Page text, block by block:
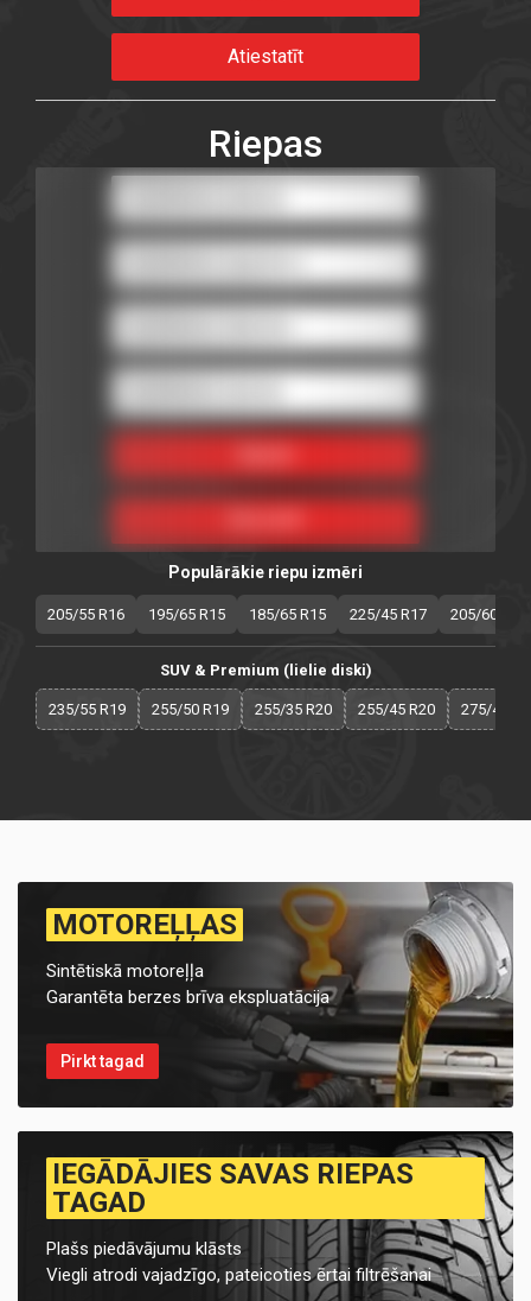
Riepas
Populārākie riepu izmēri
205/55 R16 195/65 R15 185/65 R15 225/45 R17 205/60 R16
SUV & Premium (lielie diski)
235/55 R19 255/50 R19 255/35 R20 255/45 R20 275/40
MOTOREĻĻAS
Sintētiskā motoreļļa
Garantēta berzes brīva ekspluatācija
Pirkt tagad
IEGĀDĀJIES SAVAS RIEPAS
TAGAD
Plašs piedāvājumu klāsts
Viegli atrodi vajadzīgo, pateicoties ērtai filtrēšanai